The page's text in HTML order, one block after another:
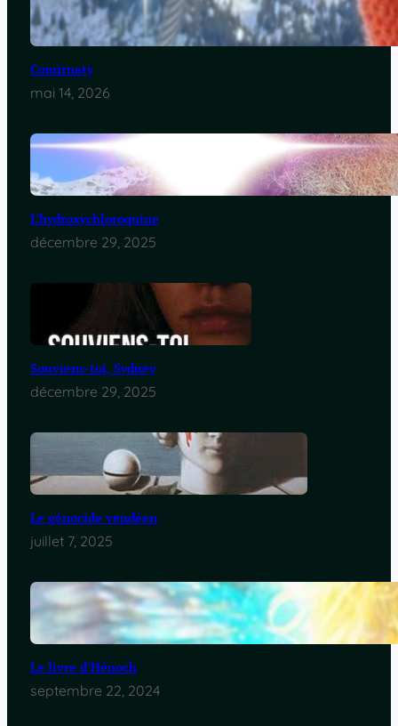
Comirnaty
mai 14, 2026
L’hydroxychloroquine
décembre 29, 2025
Souviens-toi, Sydney
décembre 29, 2025
Le génocide vendéen
juillet 7, 2025
Le livre d’Hénoch
septembre 22, 2024